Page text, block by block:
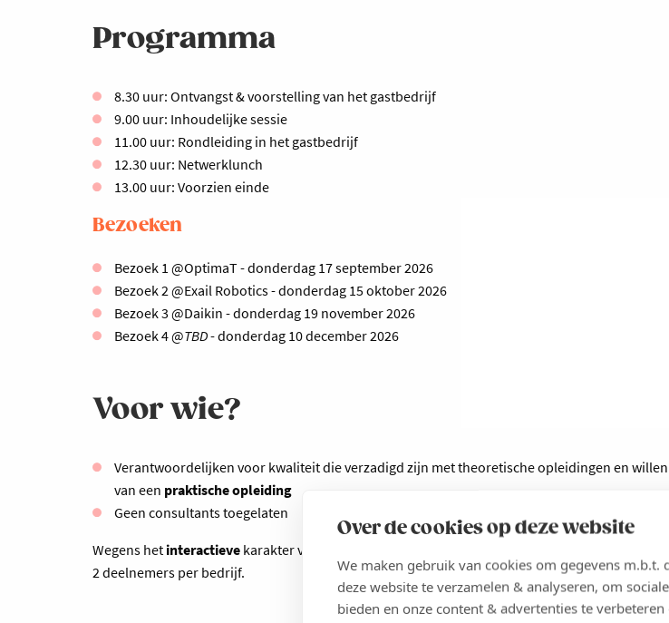
Over de cookies op deze website
We maken gebruik van cookies om gegevens m.b.t.
deze website te verzamelen & analyseren, om
bieden en onze content & advertenties te verbeteren
Programma
8.30 uur: Ontvangst & voorstelling van het gastbedrijf
9.00 uur: Inhoudelijke sessie
11.00 uur: Rondleiding in het gastbedrijf
12.30 uur: Netwerklunch
13.00 uur: Voorzien einde
Bezoeken
Bezoek 1 @OptimaT - donderdag 17 september 2026
Bezoek 2 @Exail Robotics - donderdag 15 oktober 2026
Bezoek 3 @Daikin - donderdag 19 november 2026
Bezoek 4 @TBD- donderdag 10 december 2026
Voor wie?
Verantwoordelijken voor kwaliteit die verzadigd zijn met theoretische opleidingen en
van een praktische opleiding
Geen consultants toegelaten
Wegens het interactieve karakter van deze opleiding is het aantal deelnemers beperkt tot 25,
2 deelnemers per bedrijf.